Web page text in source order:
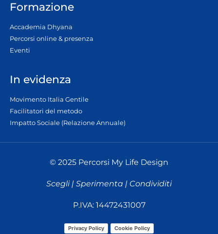
Formazione
Accademia Dhyana
Percorsi online & presenza
Eventi
In evidenza
Movimento Italia Gentile
Facilitatori del metodo
Impatto Sociale (Relazione Annuale)
© 2025 Percorsi My Life Design
Scegli | Sperimenta | Condividiti
P.IVA: 14472431007
Privacy Policy Cookie Policy